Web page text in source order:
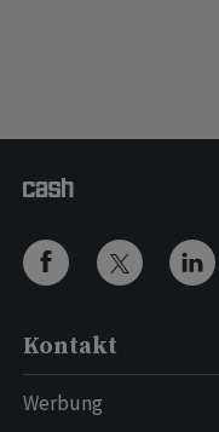
Kontakt
Werbung